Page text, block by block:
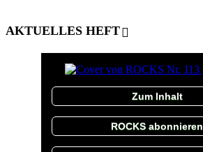
AKTUELLES HEFT
Zum Inhalt
ROCKS abonnieren